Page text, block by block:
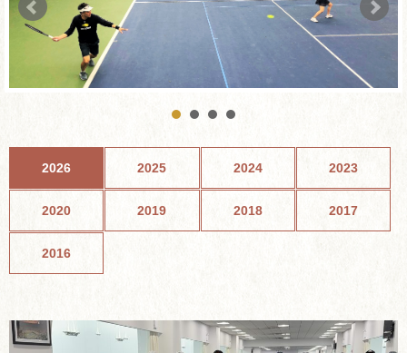
2026 2025 2024 2023
2020 2019 2018 2017
2016